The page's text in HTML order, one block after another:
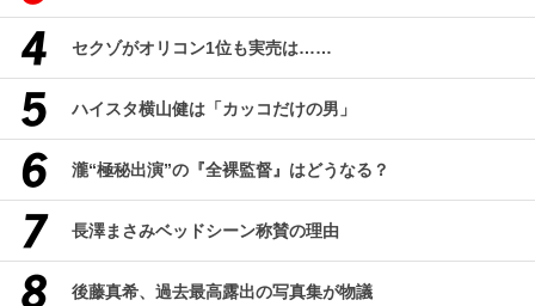
セクゾがオリコン1位も実売は……
ハイスタ横山健は「カッコだけの男」
瀧“極秘出演”の『全裸監督』はどうなる？
長澤まさみベッドシーン称賛の理由
後藤真希、過去最高露出の写真集が物議